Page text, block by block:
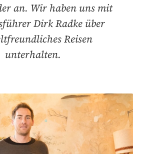
an. Wir haben uns mit
Dirk Radke über
Reisen
unterhalten.